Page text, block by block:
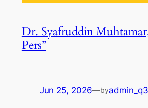
Dr. Syafruddin
Pers”
Jun 25, 2026—by